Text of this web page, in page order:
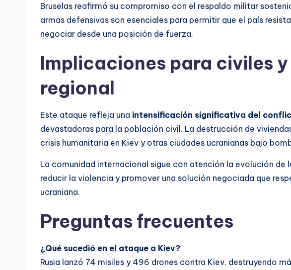
Bruselas reafirmó su compromiso con el respaldo militar
armas defensivas son esenciales para permitir que el país
negociar desde una posición de fuerza.
Implicaciones para civiles
regional
Este ataque refleja una intensificación significativa del
devastadoras para la población civil. La destrucción de
crisis humanitaria en Kiev y otras ciudades ucranianas bajo
La comunidad internacional sigue con atención la evolución de
reducir la violencia y promover una solución negociada que
ucraniana.
Preguntas frecuentes
¿Qué sucedió en el ataque a Kiev?
Rusia lanzó 74 misiles y 496 drones contra Kiev, destruyendo